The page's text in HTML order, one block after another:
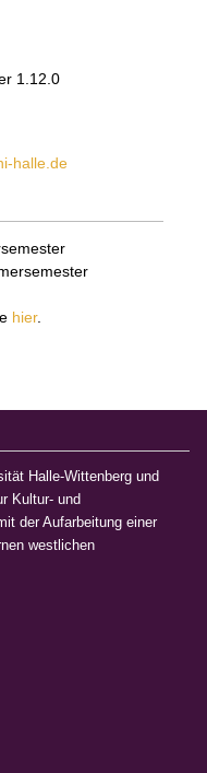
1.12.0
halle.de
hier.
Halle-Wittenberg und
Kultur- und
der Aufarbeitung einer
westlichen